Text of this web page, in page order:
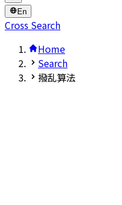
En
Cross Search
Home
Search
撥乱算法